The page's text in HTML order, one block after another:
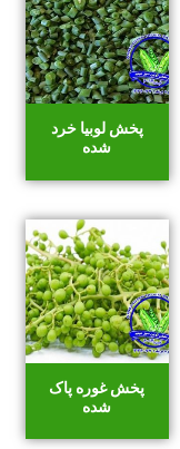
پخش لوبیا خرد
شده
پخش غوره پاک
شده